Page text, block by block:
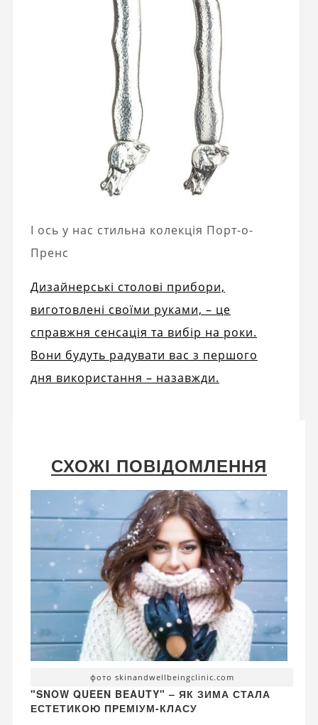
І ось у нас стильна колекція Порт-о-
Пренс
Дизайнерські столові прибори,
виготовлені своїми руками, – це
справжня сенсація та вибір на роки.
Вони будуть радувати вас з першого
дня використання – назавжди.
СХОЖІ ПОВІДОМЛЕННЯ
фото skinandwellbeingclinic.com
"SNOW QUEEN BEAUTY" – ЯК ЗИМА СТАЛА
ЕСТЕТИКОЮ ПРЕМІУМ-КЛАСУ